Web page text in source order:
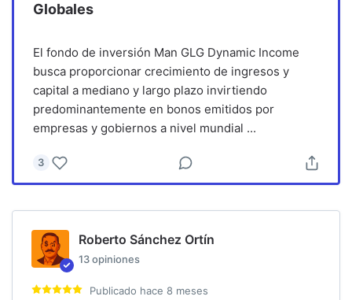
Globales
El fondo de inversión Man GLG Dynamic Income
busca proporcionar crecimiento de ingresos y
capital a mediano y largo plazo invirtiendo
predominantemente en bonos emitidos por
empresas y gobiernos a nivel mundial ...
3
Roberto Sánchez Ortín
13opiniones
Publicado hace 8 meses